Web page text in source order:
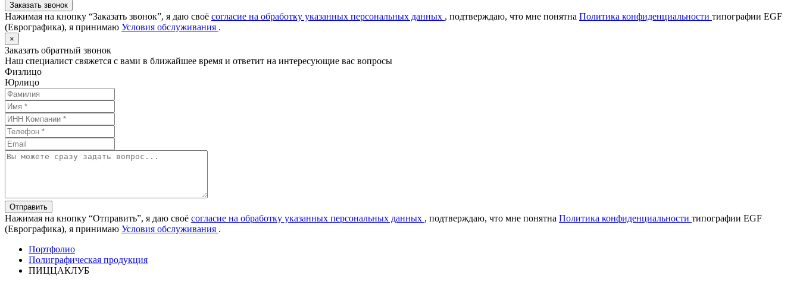
Заказать звонок
Нажимая на кнопку “Заказать звонок”, я даю своё согласие на обработку указанных персональных данных , подтверждаю, что мне понятна Политика конфиденциальности типографии EGF
(Еврографика), я принимаю Условия обслуживания .
×
Заказать обратный звонок
Наш специалист свяжется с вами в ближайшее время и ответит на интересующие вас вопросы
Физлицо
Юрлицо
Отправить
Нажимая на кнопку “Отправить”, я даю своё согласие на обработку указанных персональных данных , подтверждаю, что мне понятна Политика конфиденциальности типографии EGF
(Еврографика), я принимаю Условия обслуживания .
Портфолио
Полиграфическая продукция
ПИЦЦАКЛУБ